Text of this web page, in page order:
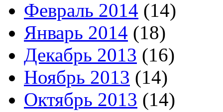
Февраль 2014 (14)
Январь 2014 (18)
Декабрь 2013 (16)
Ноябрь 2013 (14)
Октябрь 2013 (14)